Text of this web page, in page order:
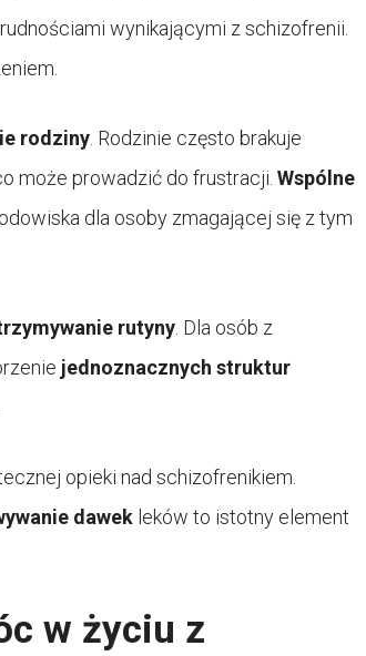
wynikającymi z schizofrenii.
rodziny . Rodzinie często brakuje
może prowadzić do frustracji. Wspólne
dla osoby zmagającej się z tym
rutyny . Dla osób z
jednoznacznych struktur
opieki nad schizofrenikiem.
dawek leków to istotny element
w życiu z